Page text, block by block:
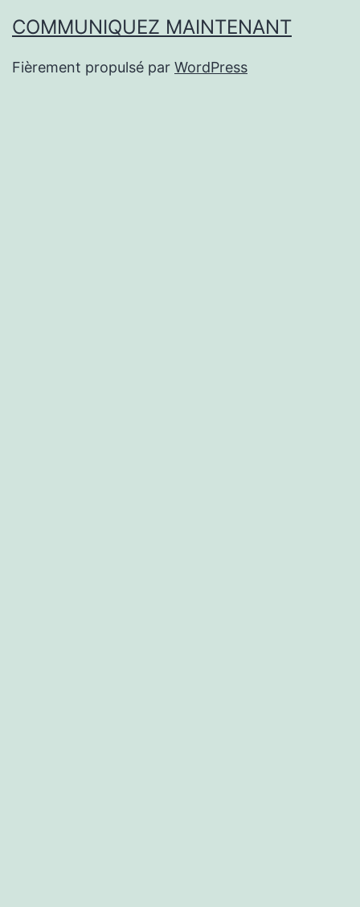
COMMUNIQUEZ MAINTENANT
Fièrement propulsé par WordPress